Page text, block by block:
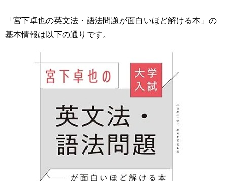
「宮下卓也の英文法・語法問題が面白いほど解ける本」の
基本情報は以下の通りです。